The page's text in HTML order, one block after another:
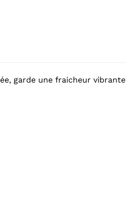
garde une fraicheur vibrante